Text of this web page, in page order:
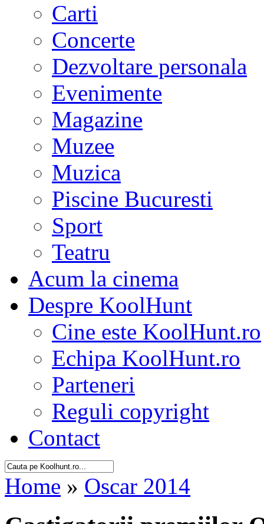
Carti
Concerte
Dezvoltare personala
Evenimente
Magazine
Muzee
Muzica
Piscine Bucuresti
Sport
Teatru
Acum la cinema
Despre KoolHunt
Cine este KoolHunt.ro
Echipa KoolHunt.ro
Parteneri
Reguli copyright
Contact
Home » Oscar 2014